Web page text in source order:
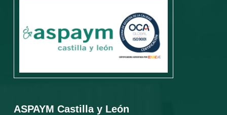
ASPAYM Castilla y León